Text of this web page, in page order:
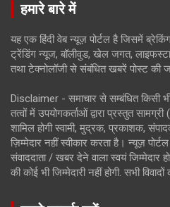
हमारे बारे में
यह एक हिंदी वेब न्यूज़ पोर्टल है जिसमें
ट्रेंडिंग न्यूज, बॉलीवुड, खेल जगत,
तथा टेक्नोलॉजी से संबंधित खबरें पोस्ट की
Disclaimer - समाचार से सम्बंधित किसी
तत्वों में उपयोगकर्ताओं द्वारा प्रस्तुत
शामिल होगी स्वामी, मुद्रक, प्रकाशक,
ज़िम्मेदार नहीं स्वीकार करता है। न्यूज़
संवाददाता / खबर देने वाला स्वयं जिम्मेदार
की कोई भी जिम्मेदारी नहीं होगी. सभी विवादों